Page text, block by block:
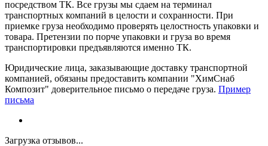
посредством ТК. Все грузы мы сдаем на терминал
транспортных компаний в целости и сохранности. При
приемке груза необходимо проверять целостность упаковки и
товара. Претензии по порче упаковки и груза во время
транспортировки предъявляются именно ТК.
Юридические лица, заказывающие доставку транспортной
компанией, обязаны предоставить компании "ХимСнаб
Композит" доверительное письмо о передаче груза. Пример
письма
Загрузка отзывов...